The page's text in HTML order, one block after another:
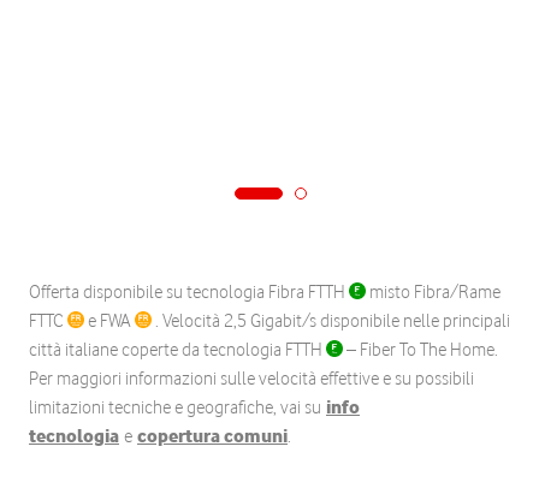
Offerta disponibile su tecnologia Fibra FTTH
misto Fibra/Rame
FTTC
e FWA
. Velocità 2,5 Gigabit/s disponibile nelle principali
città italiane coperte da tecnologia FTTH
– Fiber To The Home.
Per maggiori informazioni sulle velocità effettive e su possibili
limitazioni tecniche e geografiche, vai su info
tecnologia e copertura comuni.